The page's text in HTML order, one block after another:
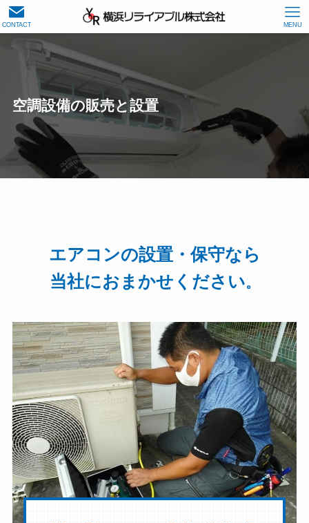
CONTACT MENU
空調設備の販売と設置
エアコンの設置・保守なら
当社におまかせください。